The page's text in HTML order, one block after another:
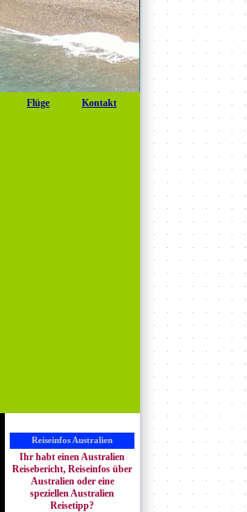
Flüge Kontakt
Reiseinfos Australien
Ihr habt einen Australien
Reisebericht, Reiseinfos über
Australien oder eine
speziellen Australien
Reisetipp?